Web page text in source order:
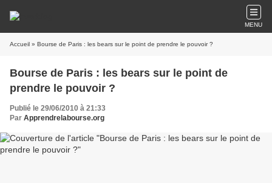
MENU
Accueil » Bourse de Paris : les bears sur le point de prendre le pouvoir ?
Bourse de Paris : les bears sur le point de
prendre le pouvoir ?
Publié le 29/06/2010 à 21:33
Par Apprendrelabourse.org